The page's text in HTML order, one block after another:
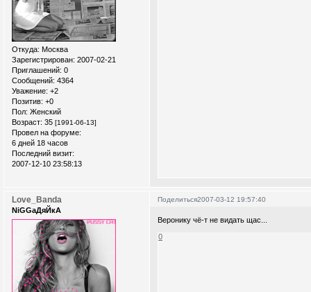
Откуда: Москва
Зарегистрирован: 2007-02-21
Приглашений: 0
Сообщений: 4364
Уважение: +2
Позитив: +0
Пол: Женский
Возраст: 35 [1991-06-13]
Провел на форуме:
6 дней 18 часов
Последний визит:
2007-12-10 23:58:13
Поделиться2007-03-12 19:57:40
Love_Banda
NiGGaДяЙкА
Веронику чё-т не видать щас...
0